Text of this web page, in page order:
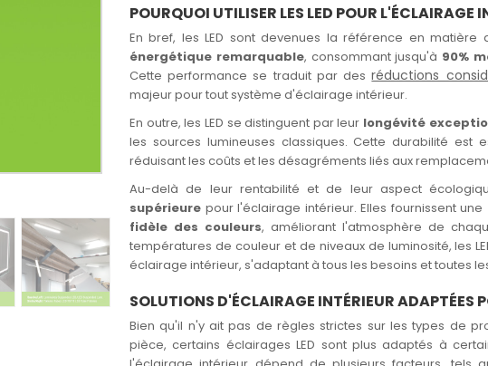
POURQUOI UTILISER LES LED POUR L'ÉCLAIRAGE
En bref, les LED sont devenues la référence en matière
énergétique remarquable, consommant jusqu'à 90%
Cette performance se traduit par desréductions
majeur pour tout système d'éclairage intérieur.
En outre, les LED se distinguent par leur longévité
les sources lumineuses classiques. Cette durabilité est
réduisant les coûts et les désagréments liés aux
Au-delà de leur rentabilité et de leur aspect
supérieure pour l'éclairage intérieur. Elles fournissent une
fidèle des couleurs, améliorant l'atmosphère de
températures de couleur et de niveaux de luminosité, les
éclairage intérieur, s'adaptant à tous les besoins et toutes
SOLUTIONS D'ÉCLAIRAGE INTÉRIEUR ADAPTÉES
Bien qu'il n'y ait pas de règles strictes sur les types de
pièce, certains éclairages LED sont plus adaptés à